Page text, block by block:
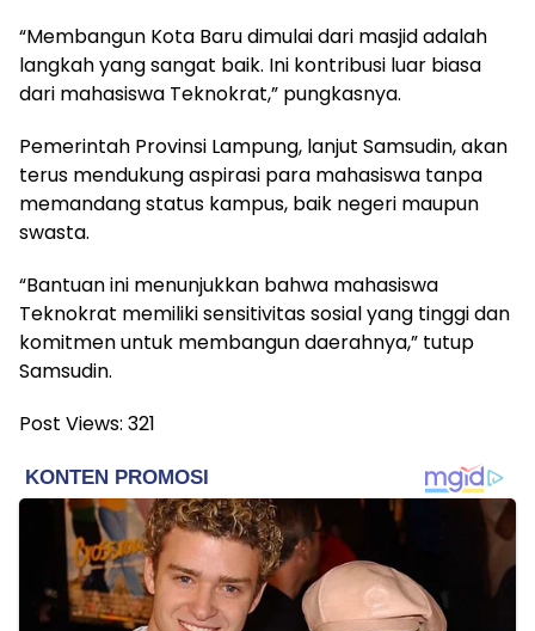
“Membangun Kota Baru dimulai dari masjid adalah
langkah yang sangat baik. Ini kontribusi luar biasa
dari mahasiswa Teknokrat,” pungkasnya.
Pemerintah Provinsi Lampung, lanjut Samsudin, akan
terus mendukung aspirasi para mahasiswa tanpa
memandang status kampus, baik negeri maupun
swasta.
“Bantuan ini menunjukkan bahwa mahasiswa
Teknokrat memiliki sensitivitas sosial yang tinggi dan
komitmen untuk membangun daerahnya,” tutup
Samsudin.
Post Views: 321